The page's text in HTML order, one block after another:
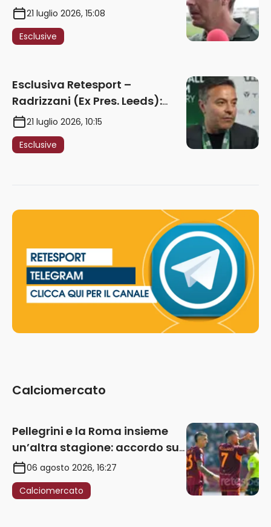
cose in Serie A. Godts deve
maturare esperienza per
giocare nella Roma”
21 luglio 2026, 15:08
Esclusive
Esclusiva Retesport –
Radrizzani (Ex Pres. Leeds):
“Summerville ragazzo
speciale, in Italia con Gasp
può esplodere
21 luglio 2026, 10:15
Esclusive
Calciomercato
Pellegrini e la Roma insieme
un’altra stagione: accordo sul
rinnovo annuale
06 agosto 2026, 16:27
Calciomercato